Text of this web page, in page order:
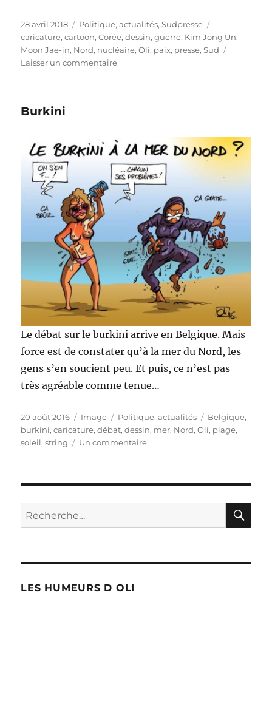
Publié
le
28 avril 2018 Catégories
Politique, actualités,Sudpresse
caricature,cartoon,Corée,dessin,guerre, Kim Jong Un,
Moon Jae-in, Nord, nucléaire,Oli, paix, presse,Sud
Laisser un commentairesur
nouvelle
ère
?
Burkini
Le débat sur le burkini arrive en Belgique. Mais
force est de constater qu’à la mer du Nord, les
gens s’en soucient peu. Et puis, ce n’est pas
très agréable comme tenue…
Publié
le
20 août 2016 Format
Image Catégories
Politique, actualités Étiquettes
Belgique,
burkini,caricature,débat,dessin, mer, Nord,Oli, plage,
soleil,string Un commentairesur
Recherche
pour :
LES HUMEURS D OLI